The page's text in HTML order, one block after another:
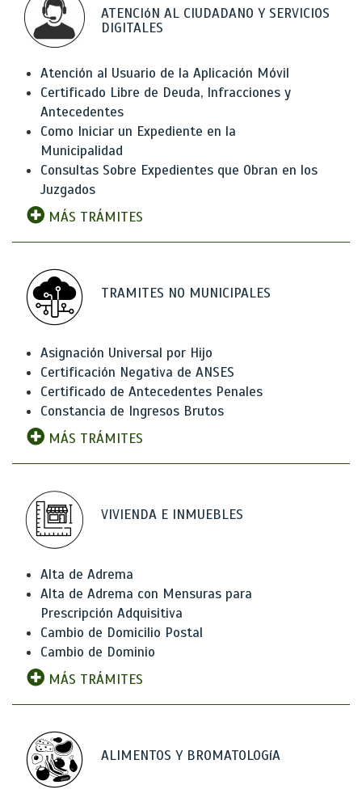
ATENCIóN AL CIUDADANO Y SERVICIOS
DIGITALES
Atención al Usuario de la Aplicación Móvil
Certificado Libre de Deuda, Infracciones y
Antecedentes
Como Iniciar un Expediente en la
Municipalidad
Consultas Sobre Expedientes que Obran en los
Juzgados
MÁS TRÁMITES
TRAMITES NO MUNICIPALES
Asignación Universal por Hijo
Certificación Negativa de ANSES
Certificado de Antecedentes Penales
Constancia de Ingresos Brutos
MÁS TRÁMITES
VIVIENDA E INMUEBLES
Alta de Adrema
Alta de Adrema con Mensuras para
Prescripción Adquisitiva
Cambio de Domicilio Postal
Cambio de Dominio
MÁS TRÁMITES
ALIMENTOS Y BROMATOLOGíA